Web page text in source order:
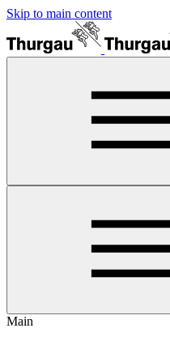
Skip to main content
Main